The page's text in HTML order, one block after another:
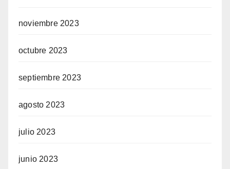
noviembre 2023
octubre 2023
septiembre 2023
agosto 2023
julio 2023
junio 2023